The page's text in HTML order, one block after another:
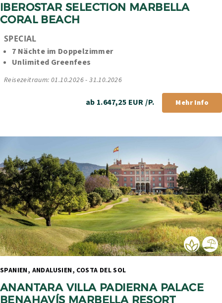
IBEROSTAR SELECTION MARBELLA
CORAL BEACH
SPECIAL
7 Nächte im Doppelzimmer
Unlimited Greenfees
Reisezeitraum: 01.10.2026 - 31.10.2026
ab 1.647,25 EUR /P. Mehr Info
ANANTARA VILLA PADIERNA PALACE
BENAHAVÍS MARBELLA RESORT